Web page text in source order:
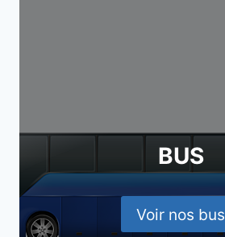
BUS
Voir nos bus